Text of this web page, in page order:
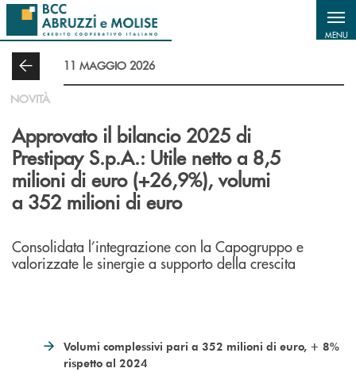
Salta al contenuto principale
MENU
11 MAGGIO 2026
NOVITÀ
Approvato il bilancio 2025 di
Prestipay S.p.A.: Utile netto a 8,5
milioni di euro (+26,9%), volumi
a 352 milioni di euro
Consolidata l’integrazione con la Capogruppo e
valorizzate le sinergie a supporto della crescita
Volumi complessivi pari a 352 milioni di euro, + 8%
rispetto al 2024